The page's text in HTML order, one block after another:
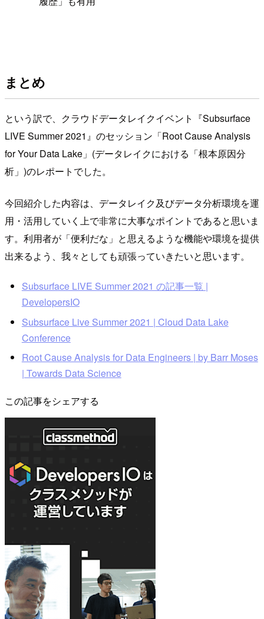
まとめ
という訳で、クラウドデータレイクイベント『Subsurface
LIVE Summer 2021』のセッション「Root Cause Analysis
for Your Data Lake」(データレイクにおける「根本原因分
析」)のレポートでした。
今回紹介した内容は、データレイク及びデータ分析環境を運
用・活用していく上で非常に大事なポイントであると思いま
す。利用者が「便利だな」と思えるような機能や環境を提供
出来るよう、我々としても頑張っていきたいと思います。
Subsurface LIVE Summer 2021 の記事一覧 |
DevelopersIO
Subsurface Live Summer 2021 | Cloud Data Lake
Conference
Root Cause Analysis for Data Engineers | by Barr Moses
| Towards Data Science
この記事をシェアする